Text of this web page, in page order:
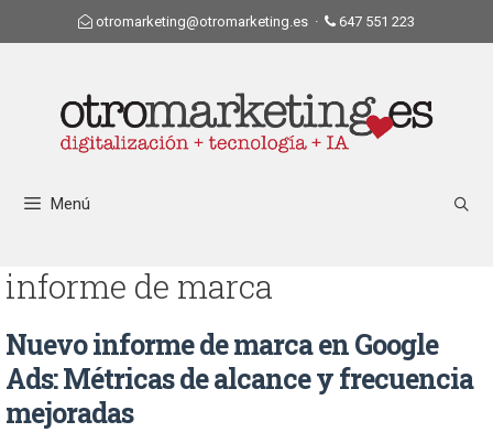
otromarketing@otromarketing.es · 647 551 223
Menú
informe de marca
Nuevo informe de marca en Google
Ads: Métricas de alcance y frecuencia
mejoradas